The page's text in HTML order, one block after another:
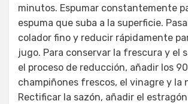
minutos. Espumar constantemente
espuma que suba a la superficie.
colador fino y reducir rápidamente
jugo. Para conservar la frescura y el
el proceso de reducción, añadir los
champiñones frescos, el vinagre y la
Rectificar la sazón, añadir el